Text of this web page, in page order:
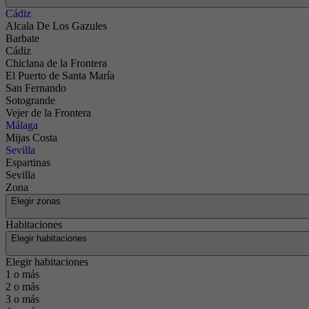
Cádiz
Alcala De Los Gazules
Barbate
Cádiz
Chiclana de la Frontera
El Puerto de Santa María
San Fernando
Sotogrande
Vejer de la Frontera
Málaga
Mijas Costa
Sevilla
Espartinas
Sevilla
Zona
Elegir zonas
Habitaciones
Elegir habitaciones
Elegir habitaciones
1 o más
2 o más
3 o más